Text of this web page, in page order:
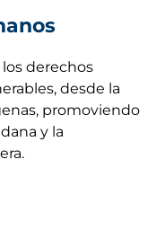
derechos
desde la
promoviendo
y la